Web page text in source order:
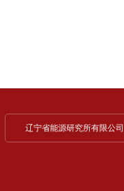
辽宁省能源研究所有限公司